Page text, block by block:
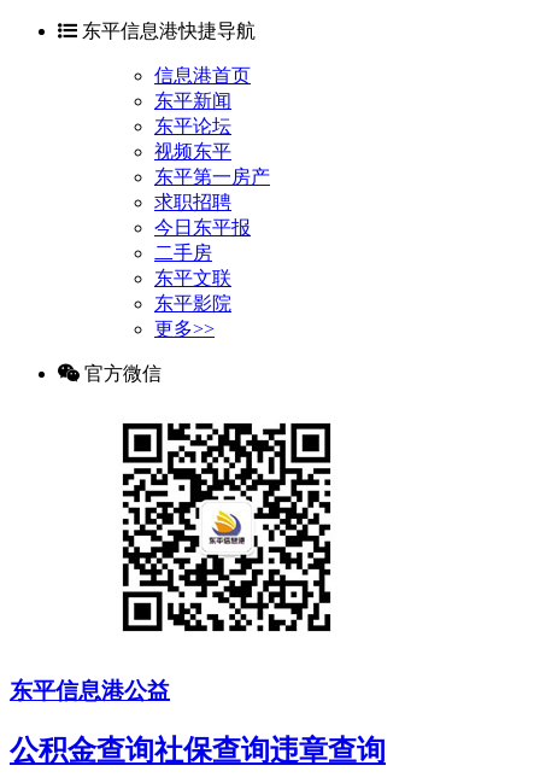
东平信息港快捷导航
信息港首页
东平新闻
东平论坛
视频东平
东平第一房产
求职招聘
今日东平报
二手房
东平文联
东平影院
更多>>
官方微信
东平信息港公益
公积金查询社保查询违章查询